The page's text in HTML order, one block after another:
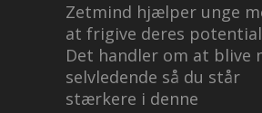
Zetmind hjælper unge
at frigive deres
Det handler om at blive
selvledende så du står
stærkere i denne